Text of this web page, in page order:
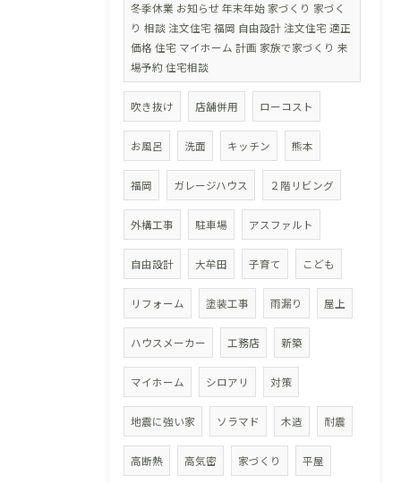
冬季休業 お知らせ 年末年始 家づくり 家づく
り 相談 注文住宅 福岡 自由設計 注文住宅 適正
価格 住宅 マイホーム 計画 家族で家づくり 来
場予約 住宅相談
吹き抜け 店舗併用 ローコスト
お風呂 洗面 キッチン 熊本
福岡 ガレージハウス ２階リビング
外構工事 駐車場 アスファルト
自由設計 大牟田 子育て こども
リフォーム 塗装工事 雨漏り 屋上
ハウスメーカー 工務店 新築
マイホーム シロアリ 対策
地震に強い家 ソラマド 木造 耐震
高断熱 高気密 家づくり 平屋